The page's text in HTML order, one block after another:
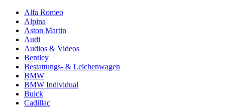
Alfa Romeo
Alpina
Aston Martin
Audi
Audios & Videos
Bentley
Bestattungs- & Leichenwagen
BMW
BMW Individual
Buick
Cadillac